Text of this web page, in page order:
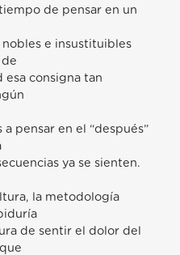
de pensar en un
e insustituibles
esa consigna tan
pensar en el “después”
ya se sienten.
la metodología
de sentir el dolor del